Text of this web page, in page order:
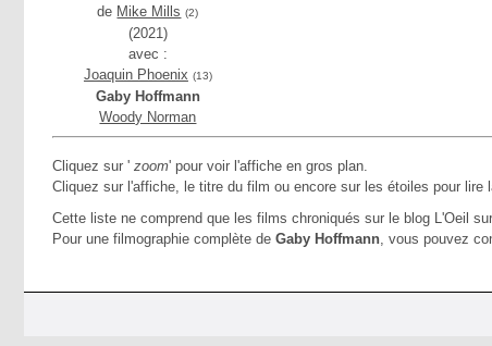
de Mike Mills (2)
(2021)
avec :
Joaquin Phoenix (13)
Gaby Hoffmann
Woody Norman
Cliquez sur ' zoom' pour voir l'affiche en gros plan.
Cliquez sur l'affiche, le titre du film ou encore sur les étoiles pour lire
Cette liste ne comprend que les films chroniqués sur le blog L'Oeil
Pour une filmographie complète de Gaby Hoffmann, vous pouvez